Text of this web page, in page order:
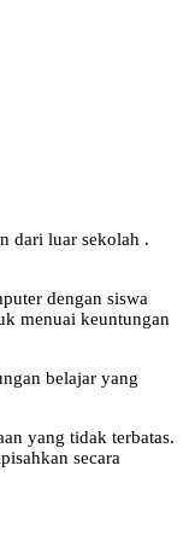
dari luar sekolah .
dengan siswa
menuai keuntungan
belajar yang
yang tidak terbatas.
secara